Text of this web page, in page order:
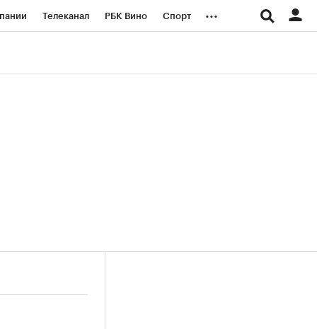
Телеканал РБК Вино Спорт ...